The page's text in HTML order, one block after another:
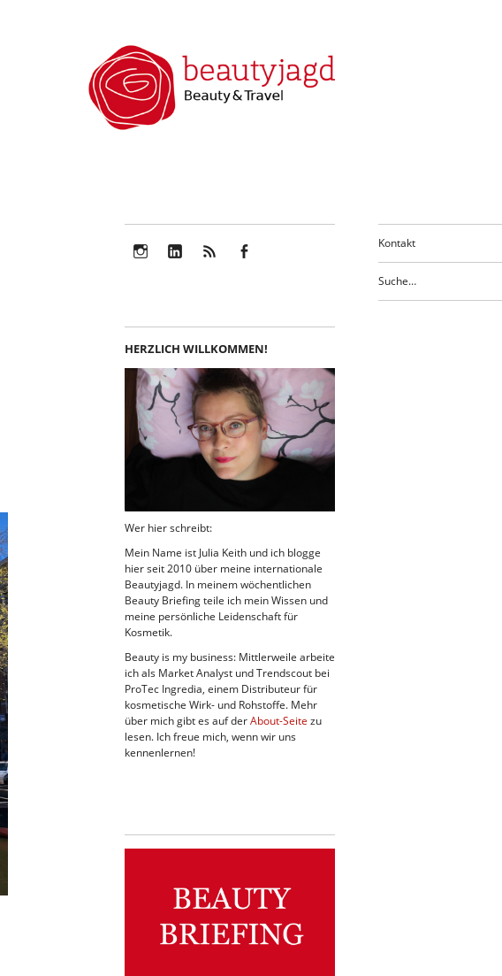
Kontakt
HERZLICH WILLKOMMEN!
Wer hier schreibt:
Mein Name ist Julia Keith und ich blogge
hier seit 2010 über meine internationale
Beautyjagd. In meinem wöchentlichen
Beauty Briefing teile ich mein Wissen und
meine persönliche Leidenschaft für
Kosmetik.
Beauty is my business: Mittlerweile arbeite
ich als Market Analyst und Trendscout bei
ProTec Ingredia, einem Distributeur für
kosmetische Wirk- und Rohstoffe. Mehr
über mich gibt es auf derAbout-Seite zu
lesen. Ich freue mich, wenn wir uns
kennenlernen!